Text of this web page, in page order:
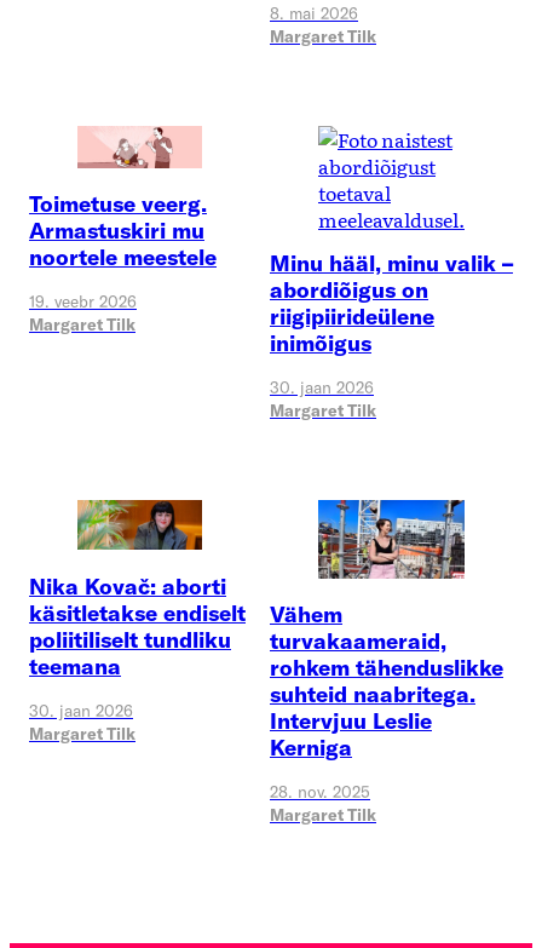
8. mai 2026
Margaret Tilk
Toimetuse veerg.
Armastuskiri mu
noortele meestele
19. veebr 2026
Margaret Tilk
Minu hääl, minu valik –
abordiõigus on
riigipiirideülene
inimõigus
30. jaan 2026
Margaret Tilk
Nika Kovač: aborti
käsitletakse endiselt
poliitiliselt tundliku
teemana
30. jaan 2026
Margaret Tilk
Vähem
turvakaameraid,
rohkem tähenduslikke
suhteid naabritega.
Intervjuu Leslie
Kerniga
28. nov. 2025
Margaret Tilk